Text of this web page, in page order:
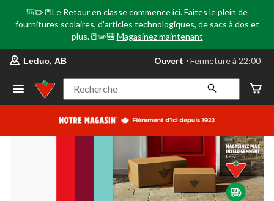
🎒✏️📒Le Retour en classe commence ici. Faites le plein de
fournitures scolaires, d'articles technologiques, de sacs à dos et
plus.📒✏️🎒 Magasinez maintenant
votre
préféré
Leduc,
AB,
courament
Fermeture
à
22:00
cliquer
pour
changer
Leduc, AB Ouvert ⋅ Fermeture à 22:00
Recherche